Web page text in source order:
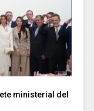
ministerial del